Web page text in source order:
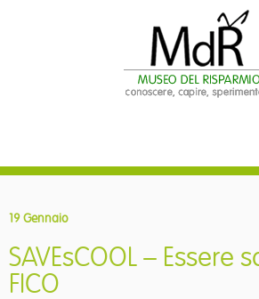
contenuto
19 Gennaio
SAVEsCOOL – Essere
FICO